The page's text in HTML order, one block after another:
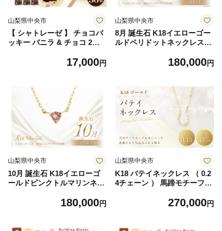
山梨県中央市
【 シャトレーゼ 】 チョコバ
ッキー バニラ & チョコ 2種 3
ザート おやつ 洋菓子 詰め合
アイスバー バニラ チョコレ
17,000円
山梨県中央市
8月 誕生石 K18イエローゴー
ルドペリドットネックレス
21470834] アクセサリー ジュ
180,000円
山梨県中央市
10月 誕生石 K18イエローゴ
ールドピンクトルマリンネッ
中央市 21470836] アクセサリ
180,000円
山梨県中央市
K18 バテイネックレス （ 0.2
4チェーン ） 馬蹄モチーフ
ェーン ギフト アクセサリー
270,000円